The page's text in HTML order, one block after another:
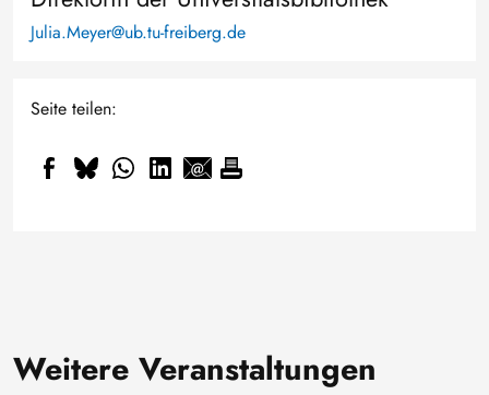
Julia.Meyer@ub.tu-freiberg.de
Seite teilen:
Weitere Veranstaltungen